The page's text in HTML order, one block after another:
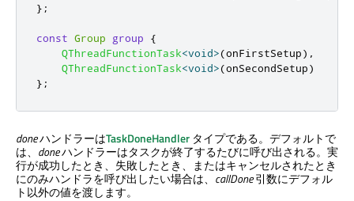
};
const Group group
{
QThreadFunctionTask<void>(onFirstSetup) ,
QThreadFunctionTask<void>(onSecondSetup)
};
doneハンドラーはTaskDoneHandler タイプである。デフォルトで
は、 doneハンドラーはタスクが終了するたびに呼び出される。実
行が成功したとき、失敗したとき、またはキャンセルされたとき
にのみハンドラを呼び出したい場合は、 callDone引数にデフォル
ト以外の値を渡します。